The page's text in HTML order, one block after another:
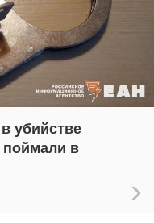
убийстве
поймали в